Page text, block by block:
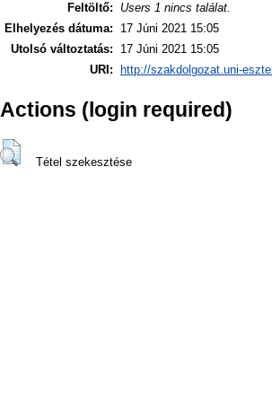
Feltöltő:
Users 1 nincs találat.
Elhelyezés dátuma:
17 Júni 2021 15:05
Utolsó változtatás:
17 Júni 2021 15:05
URI:
http://szakdolgozat.uni-
Actions (login required)
Tétel szekesztése